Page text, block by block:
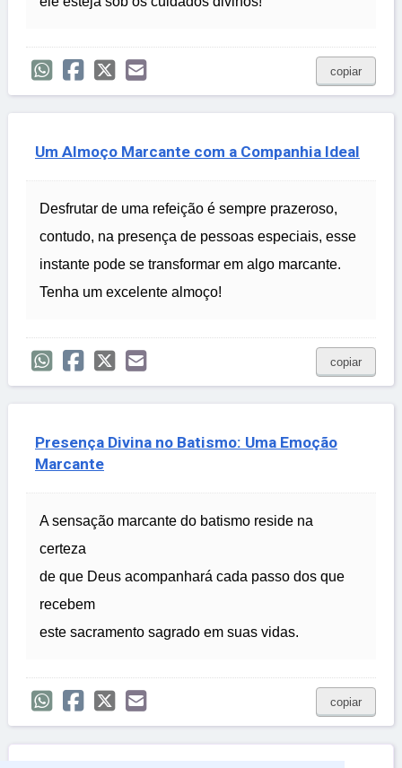
copiar
Um Almoço Marcante com a Companhia Ideal
Desfrutar de uma refeição é sempre prazeroso,
contudo, na presença de pessoas especiais, esse
instante pode se transformar em algo marcante.
Tenha um excelente almoço!
copiar
Presença Divina no Batismo: Uma Emoção
Marcante
A sensação marcante do batismo reside na
certeza
de que Deus acompanhará cada passo dos que
recebem
este sacramento sagrado em suas vidas.
copiar